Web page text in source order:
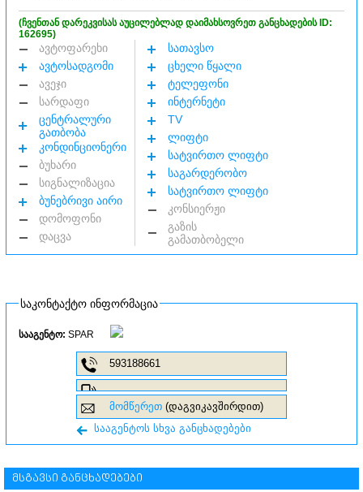
(ჩვენთან დარეკვისას აუცილებლად დაიმახსოვრეთ განცხადების ID:
162695)
ავტოფარეხი
ავტოსადგომი
ავეჯი
სარდაფი
ცენტრალური
გათბობა
კონდინციონერი
ბუხარი
სიგნალიზაცია
ბუნებრივი აირი
დომოფონი
დაცვა
სათავსო
ცხელი წყალი
ტელეფონი
ინტერნეტი
TV
ლიფტი
სატვირთო ლიფტი
საგარდერობო
სატვირთო ლიფტი
კონსიერჟი
გაზის
გამათბობელი
საკონტაქტო ინფორმაცია
სააგენტო: SPAR
593188661
მომწერეთ (დაგვიკავშირდით)
სააგენტოს სხვა განცხადებები
მსგავსი განცხადებები